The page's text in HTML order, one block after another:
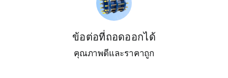
ข้อต่อที่ถอดออกได้
คุณภาพดีและราคาถูก